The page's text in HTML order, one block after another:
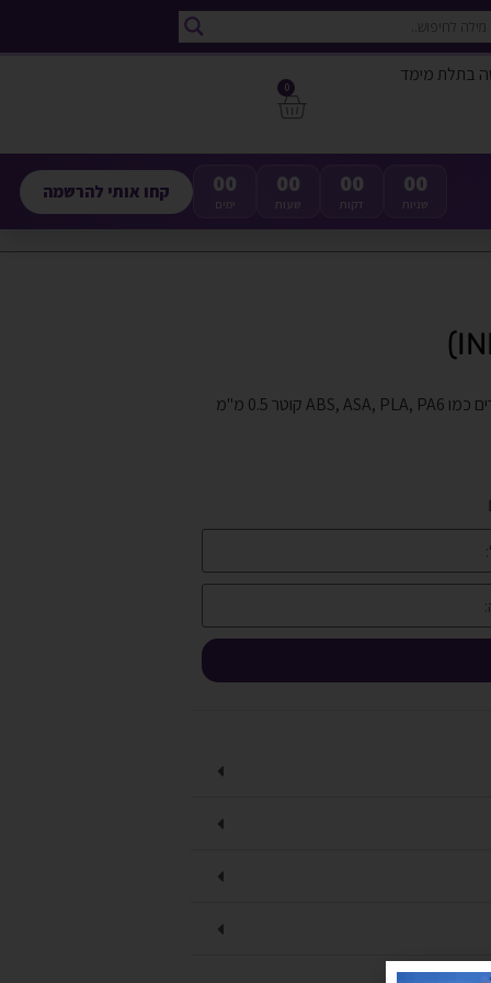
בתלת מימד
0
00
ימים
00
שעות
00
דקות
00
שניות
קחו אותי להרשמה
אקסטרודר כפול המתחמם עד 280 מעלות ומתאים להדפסת חומרים כמו ABS, ASA, PLA, PA6 קוטר 0.5 מ"מ